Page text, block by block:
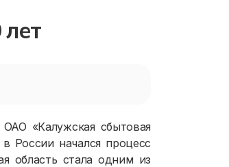
«Калужская сбытовая
России начался процесс
область стала одним из